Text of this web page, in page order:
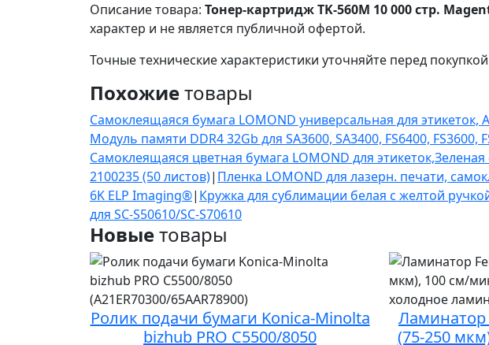
Описание товара: Тонер-картридж TK-560M 10 000 стр.
характер и не является публичной офертой.
Точные технические характеристики уточняйте перед
Похожиетовары
Самоклеящаяся бумага LOMOND универсальная для этикеток,
Модуль памяти DDR4 32Gb для SA3600, SA3400, FS6400, FS3600,
Самоклеящаяся цветная бумага LOMOND для
2100235 (50 листов)| Пленка LOMOND для лазерн. печати,
6K ELP Imaging®| Кружка для сублимации белая с желтой
для SC-S50610/SC-S70610
Новыетовары
Ролик подачи бумаги Konica-Minolta
bizhub PRO C5500/8050
Ламинатор
(75-250